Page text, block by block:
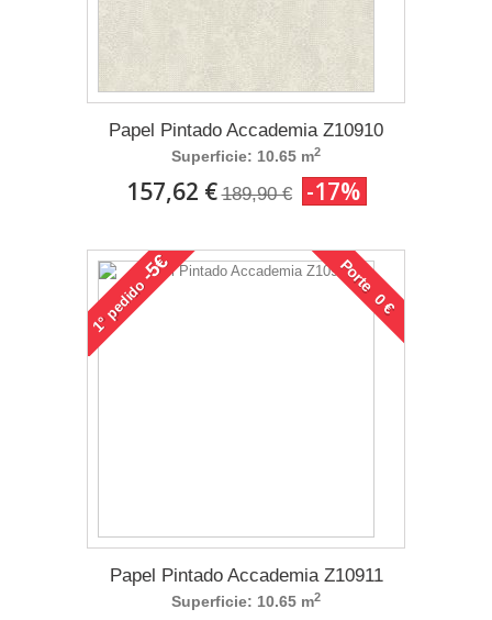
Papel Pintado Accademia Z10910
Superficie: 10.65 m2
157,62 € 189,90 € -17%
1°
pedido
-5€ Porte 0 €
Papel Pintado Accademia Z10911
Superficie: 10.65 m2